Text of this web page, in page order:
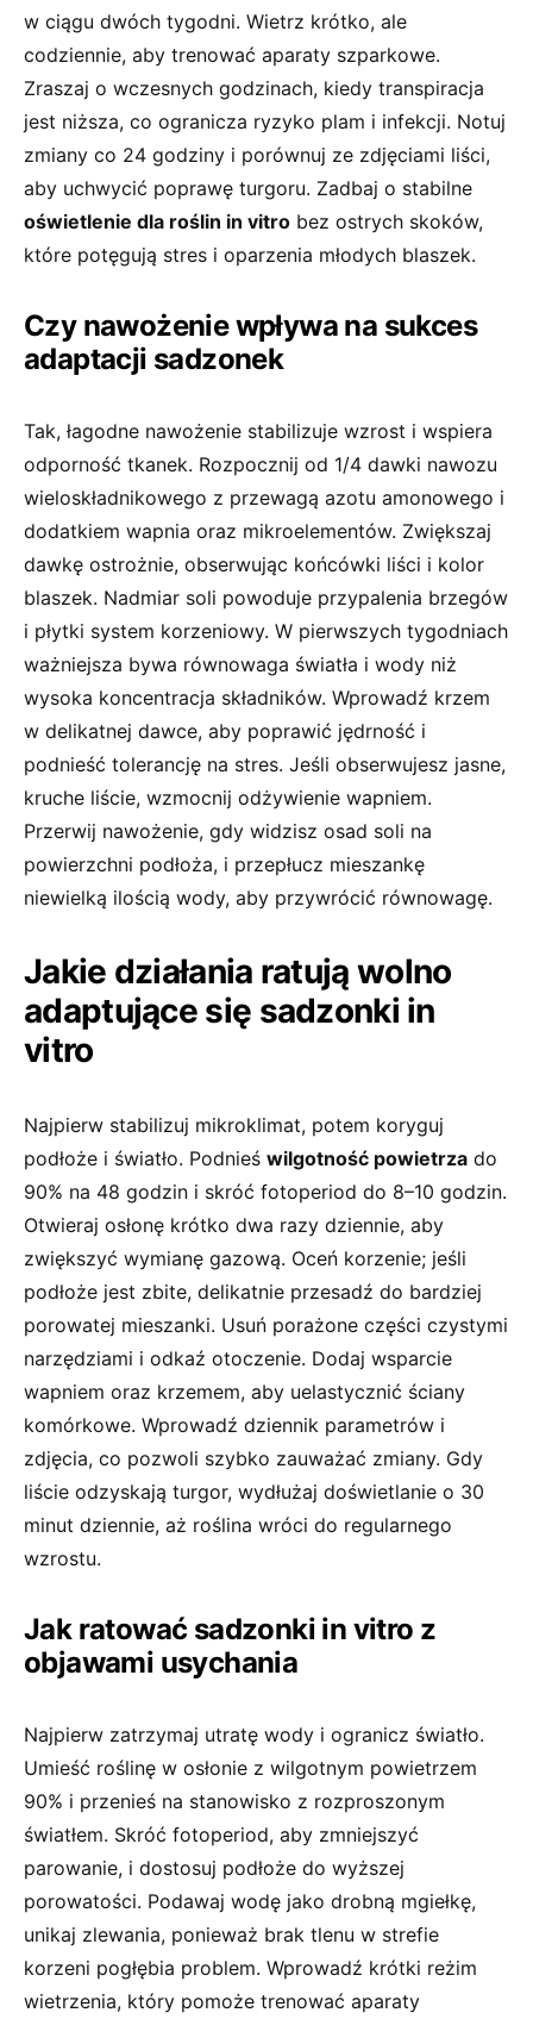
w ciągu dwóch tygodni. Wietrz krótko, ale
codziennie, aby trenować aparaty szparkowe.
Zraszaj o wczesnych godzinach, kiedy transpiracja
jest niższa, co ogranicza ryzyko plam i infekcji. Notuj
zmiany co 24 godziny i porównuj ze zdjęciami liści,
aby uchwycić poprawę turgoru. Zadbaj o stabilne
oświetlenie dla roślin in vitro bez ostrych skoków,
które potęgują stres i oparzenia młodych blaszek.
Czy nawożenie wpływa na sukces
adaptacji sadzonek
Tak, łagodne nawożenie stabilizuje wzrost i wspiera
odporność tkanek. Rozpocznij od 1/4 dawki nawozu
wieloskładnikowego z przewagą azotu amonowego i
dodatkiem wapnia oraz mikroelementów. Zwiększaj
dawkę ostrożnie, obserwując końcówki liści i kolor
blaszek. Nadmiar soli powoduje przypalenia brzegów
i płytki system korzeniowy. W pierwszych tygodniach
ważniejsza bywa równowaga światła i wody niż
wysoka koncentracja składników. Wprowadź krzem
w delikatnej dawce, aby poprawić jędrność i
podnieść tolerancję na stres. Jeśli obserwujesz jasne,
kruche liście, wzmocnij odżywienie wapniem.
Przerwij nawożenie, gdy widzisz osad soli na
powierzchni podłoża, i przepłucz mieszankę
niewielką ilością wody, aby przywrócić równowagę.
Jakie działania ratują wolno
adaptujące się sadzonki in
vitro
Najpierw stabilizuj mikroklimat, potem koryguj
podłoże i światło. Podnieś wilgotność powietrza do
90% na 48 godzin i skróć fotoperiod do 8–10 godzin.
Otwieraj osłonę krótko dwa razy dziennie, aby
zwiększyć wymianę gazową. Oceń korzenie; jeśli
podłoże jest zbite, delikatnie przesadź do bardziej
porowatej mieszanki. Usuń porażone części czystymi
narzędziami i odkaź otoczenie. Dodaj wsparcie
wapniem oraz krzemem, aby uelastycznić ściany
komórkowe. Wprowadź dziennik parametrów i
zdjęcia, co pozwoli szybko zauważać zmiany. Gdy
liście odzyskają turgor, wydłużaj doświetlanie o 30
minut dziennie, aż roślina wróci do regularnego
wzrostu.
Jak ratować sadzonki in vitro z
objawami usychania
Najpierw zatrzymaj utratę wody i ogranicz światło.
Umieść roślinę w osłonie z wilgotnym powietrzem
90% i przenieś na stanowisko z rozproszonym
światłem. Skróć fotoperiod, aby zmniejszyć
parowanie, i dostosuj podłoże do wyższej
porowatości. Podawaj wodę jako drobną mgiełkę,
unikaj zlewania, ponieważ brak tlenu w strefie
korzeni pogłębia problem. Wprowadź krótki reżim
wietrzenia, który pomoże trenować aparaty